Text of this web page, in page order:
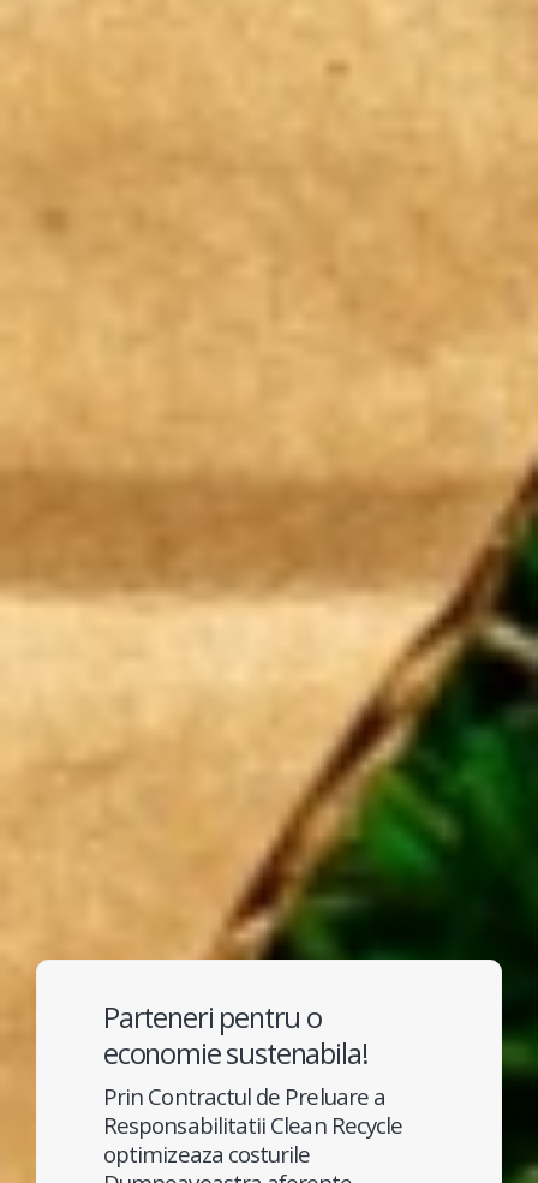
Parteneri pentru o
economie sustenabila!
Prin Contractul de Preluare a
Responsabilitatii Clean Recycle
optimizeaza costurile